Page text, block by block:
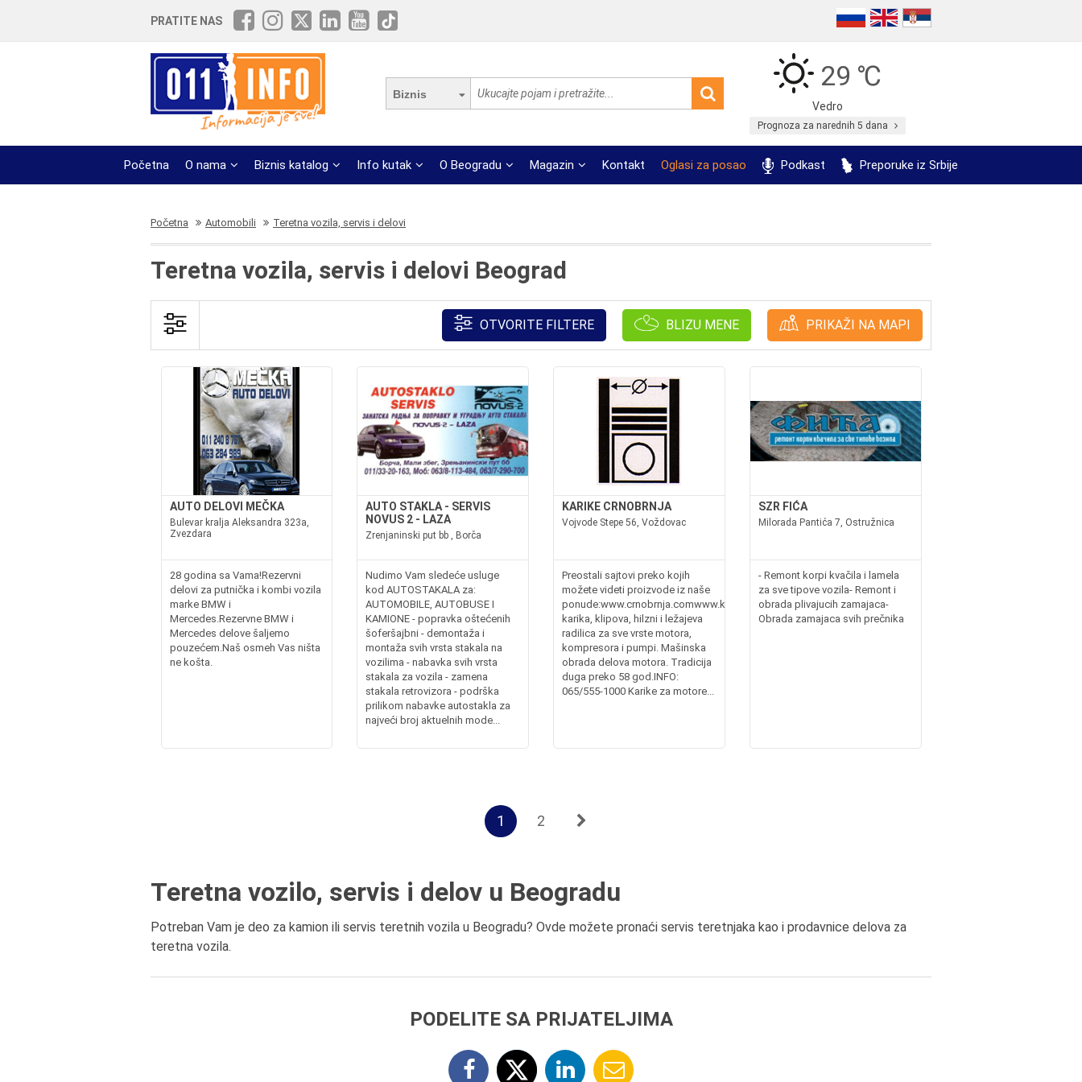
PRATITE NAS
Biznis
29 ℃
Vedro
Prognoza za narednih 5 dana
Početna O nama Biznis katalog Info kutak O Beogradu Magazin Kontakt Oglasi za posao Podkast Preporuke iz Srbije
Početna Automobili Teretna vozila, servis i delovi
Teretna vozila, servis i delovi Beograd
OTVORITE FILTERE BLIZU MENE PRIKAŽI NA MAPI
AUTO DELOVI MEČKA
Bulevar kralja Aleksandra 323a,
Zvezdara
28 godina sa Vama!Rezervni
delovi za putnička i kombi vozila
marke BMW i
Mercedes.Rezervne BMW i
Mercedes delove šaljemo
pouzećem.Naš osmeh Vas ništa
ne košta.
AUTO STAKLA - SERVIS
NOVUS 2 - LAZA
Zrenjaninski put bb , Borča
Nudimo Vam sledeće usluge
kod AUTOSTAKALA za:
AUTOMOBILE, AUTOBUSE I
KAMIONE - popravka oštećenih
šoferšajbni - demontaža i
montaža svih vrsta stakala na
vozilima - nabavka svih vrsta
stakala za vozila - zamena
stakala retrovizora - podrška
prilikom nabavke autostakla za
najveći broj aktuelnih mode...
KARIKE CRNOBRNJA
Vojvode Stepe 56, Voždovac
Preostali sajtovi preko kojih
možete videti proizvode iz naše
ponude:www.crnobrnja.comwww.karike.euwww.hilzne.rsIzrada
karika, klipova, hilzni i ležajeva
radilica za sve vrste motora,
kompresora i pumpi. Mašinska
obrada delova motora. Tradicija
duga preko 58 god.INFO:
065/555-1000 Karike za motore...
SZR FIĆA
Milorada Pantića 7, Ostružnica
- Remont korpi kvačila i lamela
za sve tipove vozila- Remont i
obrada plivajucih zamajaca-
Obrada zamajaca svih prečnika
1 2
Teretna vozilo, servis i delov u Beogradu
Potreban Vam je deo za kamion ili servis teretnih vozila u Beogradu? Ovde možete pronaći servis teretnjaka kao i prodavnice delova za
teretna vozila.
PODELITE SA PRIJATELJIMA